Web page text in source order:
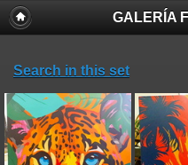
GALERÍA
Search in this set